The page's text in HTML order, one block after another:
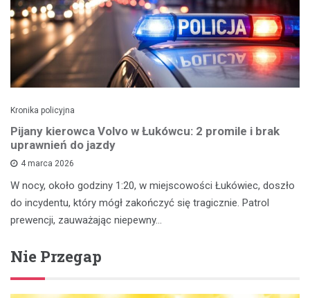
Kronika policyjna
Pijany kierowca Volvo w Łukówcu: 2 promile i brak
uprawnień do jazdy
4 marca 2026
W nocy, około godziny 1:20, w miejscowości Łukówiec, doszło
do incydentu, który mógł zakończyć się tragicznie. Patrol
prewencji, zauważając niepewny…
Nie Przegap